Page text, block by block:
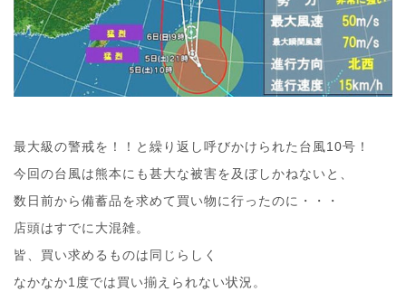
最大級の警戒を！！と繰り返し呼びかけられた台風10号！
今回の台風は熊本にも甚大な被害を及ぼしかねないと、
数日前から備蓄品を求めて買い物に行ったのに・・・
店頭はすでに大混雑。
皆、買い求めるものは同じらしく
なかなか1度では買い揃えられない状況。